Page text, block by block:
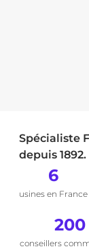
Spécialiste
depuis 1892.
6
usines en France
200
conseillers